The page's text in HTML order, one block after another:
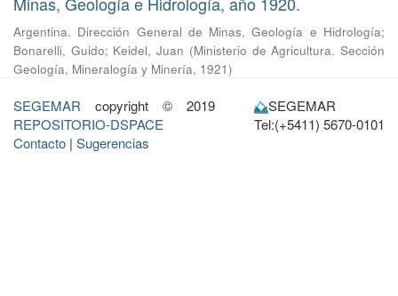
Argentina. Dirección General de Minas, Geología e Hidrología;
Bonarelli, Guido; Keidel, Juan (Ministerio de Agricultura. Sección
Geología, Mineralogía y Minería, 1921)
SEGEMAR copyright © 2019
REPOSITORIO-DSPACE
Contacto | Sugerencias
SEGEMAR
Tel:(+5411) 5670-0101